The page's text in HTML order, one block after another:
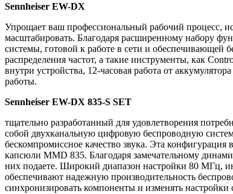
Sennheiser EW-DX
Упрощает ваш профессиональный рабочий процесс,
масштабировать. Благодаря расширенному набору
системы, готовой к работе в сети и обеспечивающей
распределения частот, а такие инструменты, как
внутри устройства, 12-часовая работа от
работы.
Sennheiser EW-DX 835-S SET
тщательно разработанный для удовлетворения
собой двухканальную цифровую беспроводную
бескомпромиссное качество звука. Эта конфигурация
капсюли MMD 835. Благодаря замечательному
них подаете. Широкий диапазон настройки 80 МГц,
обеспечивают надежную производительность
синхронизировать компоненты и изменять